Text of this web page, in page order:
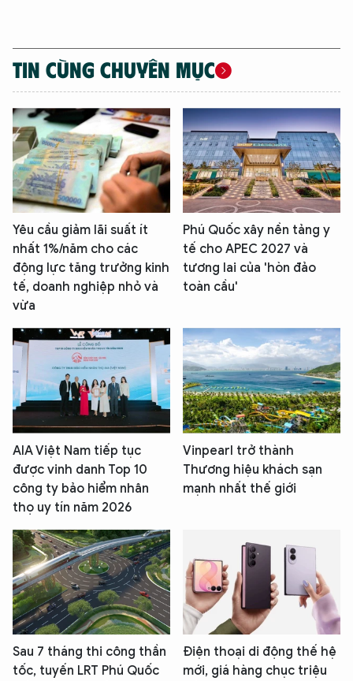
TIN CÙNG CHUYÊN MỤC
Yêu cầu giảm lãi suất ít
nhất 1%/năm cho các
động lực tăng trưởng kinh
tế, doanh nghiệp nhỏ và
vừa
Phú Quốc xây nền tảng y
tế cho APEC 2027 và
tương lai của 'hòn đảo
toàn cầu'
AIA Việt Nam tiếp tục
được vinh danh Top 10
công ty bảo hiểm nhân
thọ uy tín năm 2026
Vinpearl trở thành
Thương hiệu khách sạn
mạnh nhất thế giới
Sau 7 tháng thi công thần
tốc, tuyến LRT Phú Quốc
Điện thoại di động thế hệ
mới, giá hàng chục triệu